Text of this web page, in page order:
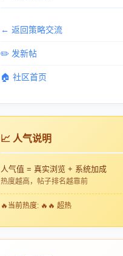
← 返回策略交流
✏️ 发新帖
🏠 社区首页
📈 人气说明
人气值 = 真实浏览 + 系统加成
热度越高，帖子排名越靠前
🔥 当前热度: 🔥🔥 超热